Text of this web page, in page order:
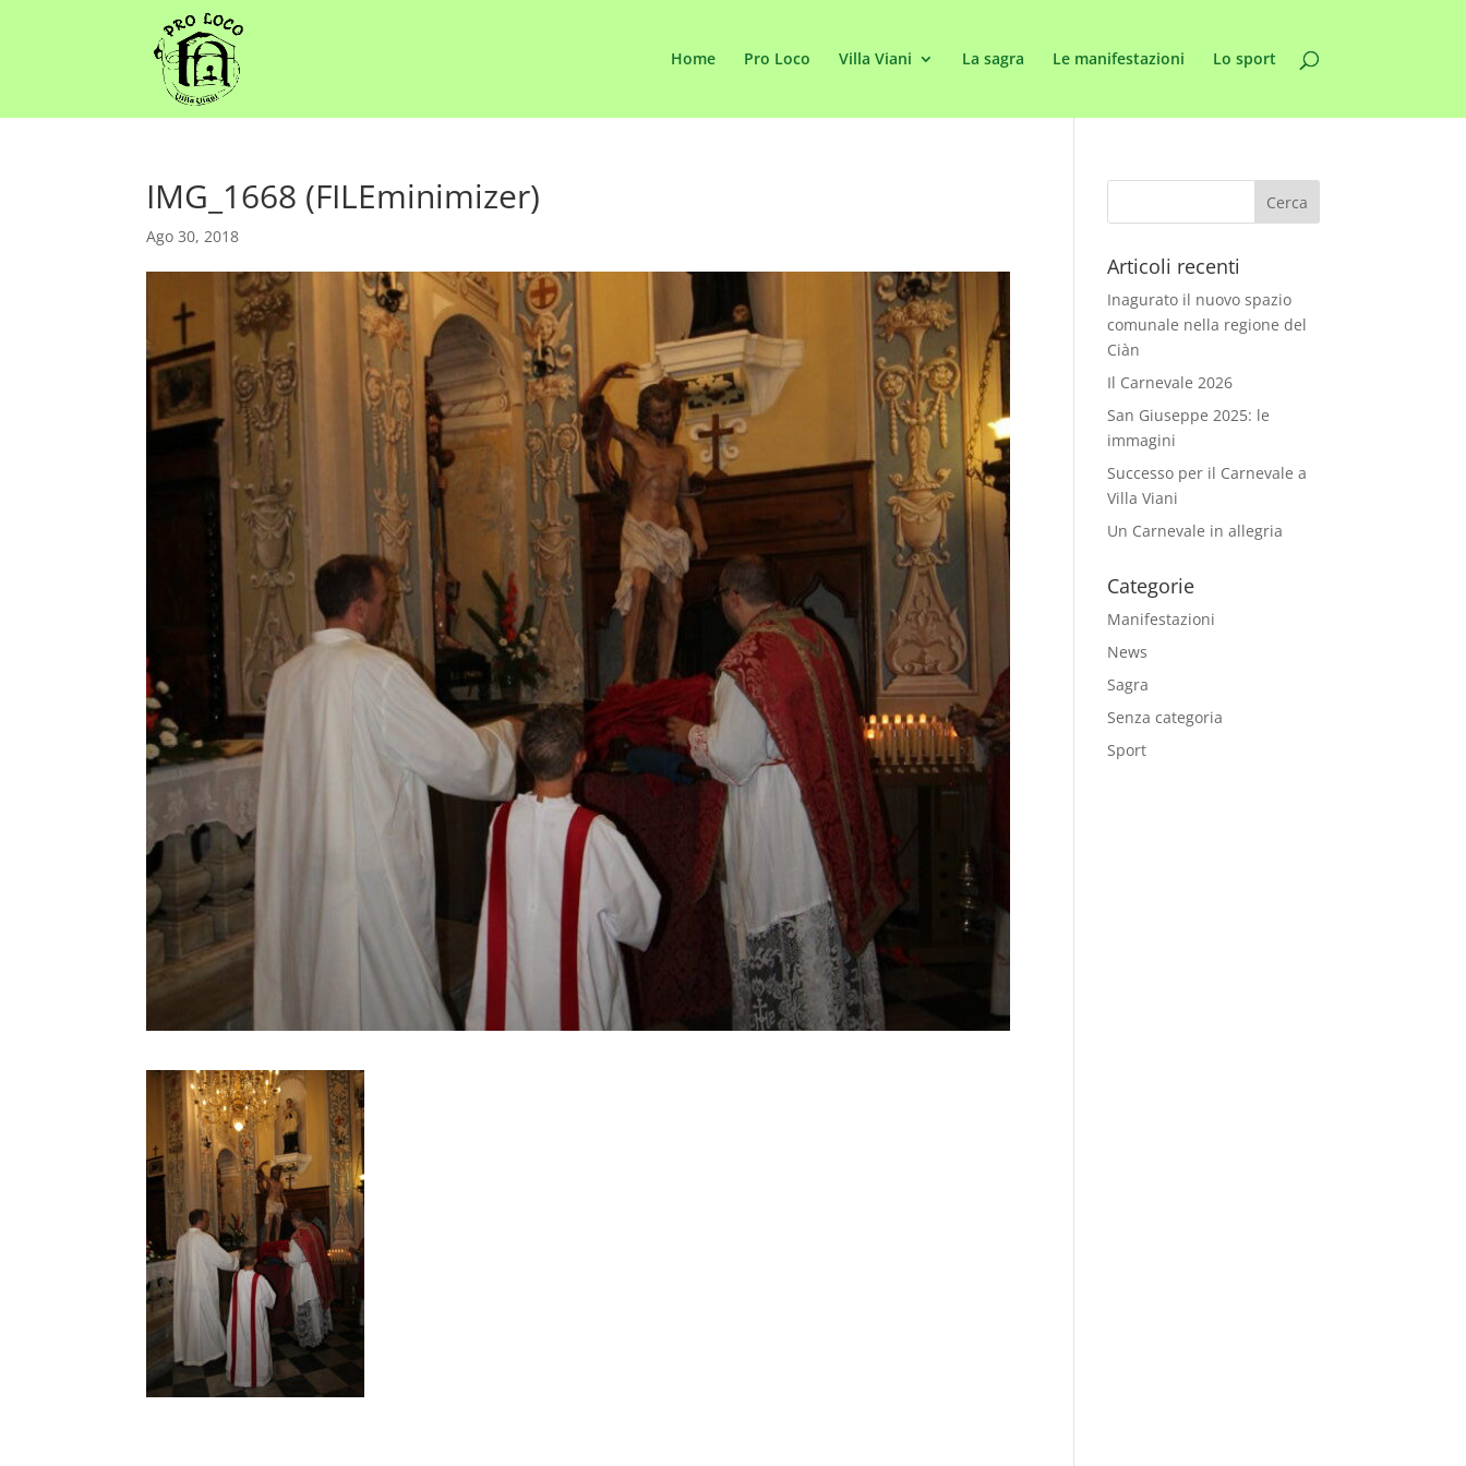
Home Pro Loco Villa Viani La sagra Le manifestazioni Lo sport
IMG_1668 (FILEminimizer)
Ago 30, 2018
Articoli recenti
Inagurato il nuovo spazio
comunale nella regione del
Ciàn
Il Carnevale 2026
San Giuseppe 2025: le
immagini
Successo per il Carnevale a
Villa Viani
Un Carnevale in allegria
Categorie
Manifestazioni
News
Sagra
Senza categoria
Sport